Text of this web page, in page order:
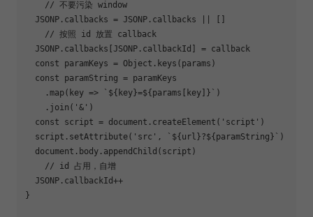
    // 不要污染 window
  JSONP.callbacks = JSONP.callbacks || []
    // 按照 id 放置 callback
  JSONP.callbacks[JSONP.callbackId] = callback
  const paramKeys = Object.keys(params)
  const paramString = paramKeys
    .map(key => `${key}=${params[key]}`)
    .join('&')
  const script = document.createElement('script')
  script.setAttribute('src', `${url}?${paramString}`)
  document.body.appendChild(script)
    // id 占用，自增
  JSONP.callbackId++
}